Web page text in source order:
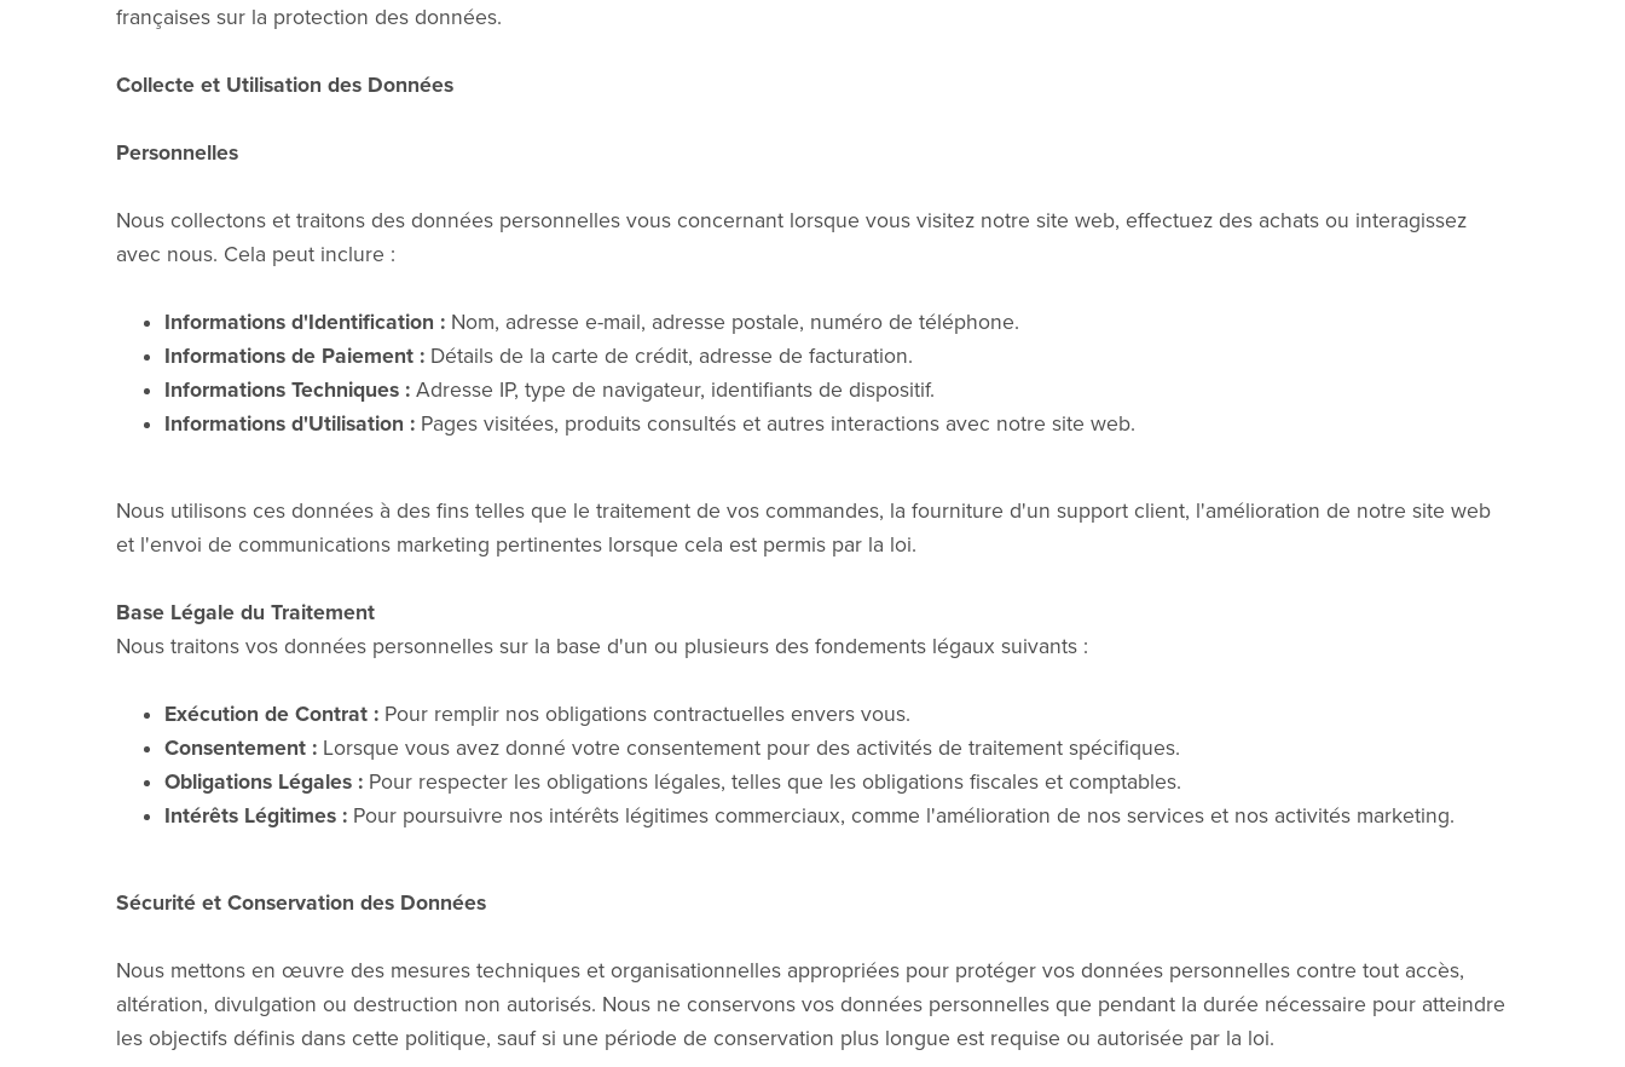
françaises sur la protection des données.
Collecte et Utilisation des Données
Personnelles
Nous collectons et traitons des données personnelles vous concernant lorsque vous visitez notre site web, effectuez des achats ou interagissez
avec nous. Cela peut inclure :
Informations d'Identification :Nom, adresse e-mail, adresse postale, numéro de téléphone.
Informations de Paiement :Détails de la carte de crédit, adresse de facturation.
Informations Techniques :Adresse IP, type de navigateur, identifiants de dispositif.
Informations d'Utilisation :Pages visitées, produits consultés et autres interactions avec notre site web.
Nous utilisons ces données à des fins telles que le traitement de vos commandes, la fourniture d'un support client, l'amélioration de notre site web
et l'envoi de communications marketing pertinentes lorsque cela est permis par la loi.
Base Légale du Traitement
Nous traitons vos données personnelles sur la base d'un ou plusieurs des fondements légaux suivants :
Exécution de Contrat :Pour remplir nos obligations contractuelles envers vous.
Consentement :Lorsque vous avez donné votre consentement pour des activités de traitement spécifiques.
Obligations Légales :Pour respecter les obligations légales, telles que les obligations fiscales et comptables.
Intérêts Légitimes :Pour poursuivre nos intérêts légitimes commerciaux, comme l'amélioration de nos services et nos activités marketing.
Sécurité et Conservation des Données
Nous mettons en œuvre des mesures techniques et organisationnelles appropriées pour protéger vos données personnelles contre tout accès,
altération, divulgation ou destruction non autorisés. Nous ne conservons vos données personnelles que pendant la durée nécessaire pour atteindre
les objectifs définis dans cette politique, sauf si une période de conservation plus longue est requise ou autorisée par la loi.